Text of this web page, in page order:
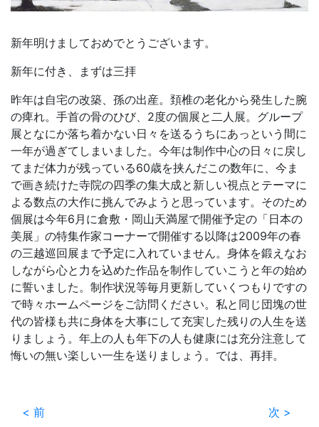
新年明けましておめでとうございます。
新年に付き、まずは三拝
昨年は自宅の改築、孫の出産。頚椎の老化から発生した腕
の痺れ。手首の骨のひび、2度の個展と二人展。グループ
展となにか落ち着かない日々を送るうちにあっという間に
一年が過ぎてしまいました。今年は制作中心の日々に戻し
てまだ体力が残っている60歳を挟んだこの数年に、今ま
で画き続けた寺院の四季の集大成と新しい視点とテーマに
よる数点の大作に挑んでみようと思っています。そのため
個展は今年6月に倉敷・岡山天満屋で開催予定の「日本の
美展」の特集作家コーナーで開催する以降は2009年の春
の三越巡回展まで予定に入れていません。身体を鍛えなお
しながら心と力を込めた作品を制作していこうと年の始め
に誓いました。制作状況等毎月更新していくつもりですの
で時々ホームページをご訪問ください。私と同じ団塊の世
代の皆様も共に身体を大事にして充実した残りの人生を送
りましょう。年上の人も年下の人も健康には充分注意して
悔いの無い楽しい一生を送りましょう。では、再拝。
< 前 次 >